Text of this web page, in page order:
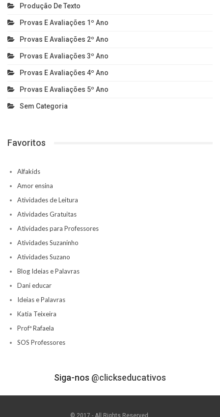
Produção De Texto
Provas E Avaliações 1º Ano
Provas E Avaliações 2º Ano
Provas E Avaliações 3º Ano
Provas E Avaliações 4º Ano
Provas E Avaliações 5º Ano
Sem Categoria
Favoritos
Alfakids
Amor ensina
Atividades de Leitura
Atividades Gratuitas
Atividades para Professores
Atividades Suzaninho
Atividades Suzano
Blog Ideias e Palavras
Dani educar
Ideias e Palavras
Katia Teixeira
Profª Rafaela
SOS Professores
Siga-nos @clickseducativos
© 2017 - All Rights Reserved.